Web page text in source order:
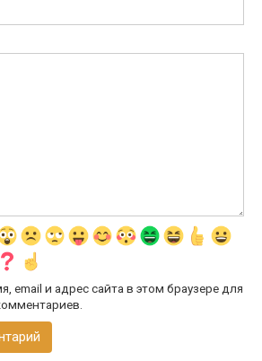
email и адрес сайта в этом браузере для